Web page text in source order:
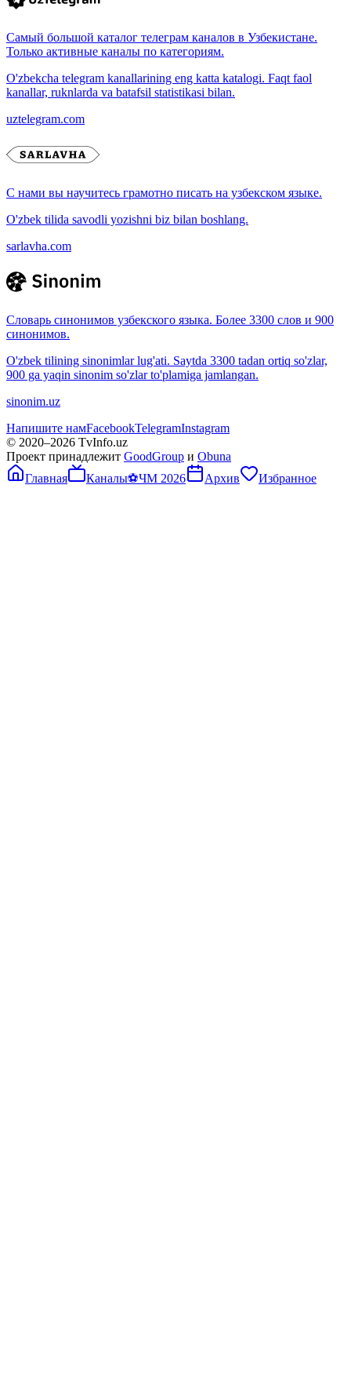
Самый большой каталог телеграм каналов в Узбекистане.
Только активные каналы по категориям.
O'zbekcha telegram kanallarining eng katta katalogi. Faqt faol
kanallar, ruknlarda va batafsil statistikasi bilan.
uztelegram.com
С нами вы научитесь грамотно писать на узбекском языке.
O'zbek tilida savodli yozishni biz bilan boshlang.
sarlavha.com
Словарь синонимов узбекского языка. Более 3300 слов и 900
синонимов.
O'zbek tilining sinonimlar lug'ati. Saytda 3300 tadan ortiq so'zlar,
900 ga yaqin sinonim so'zlar to'plamiga jamlangan.
sinonim.uz
Напишите намFacebookTelegramInstagram
© 2020–2026 TvInfo.uz
Проект принадлежит GoodGroup и Obuna
Главная
Каналы⚽ЧМ 2026 Архив Избранное